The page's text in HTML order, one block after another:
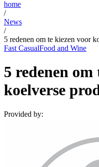
home
/
News
/
5 redenen om te kiezen voor
Fast CasualFood and Wine
5 redenen
koelverse
Provided by: